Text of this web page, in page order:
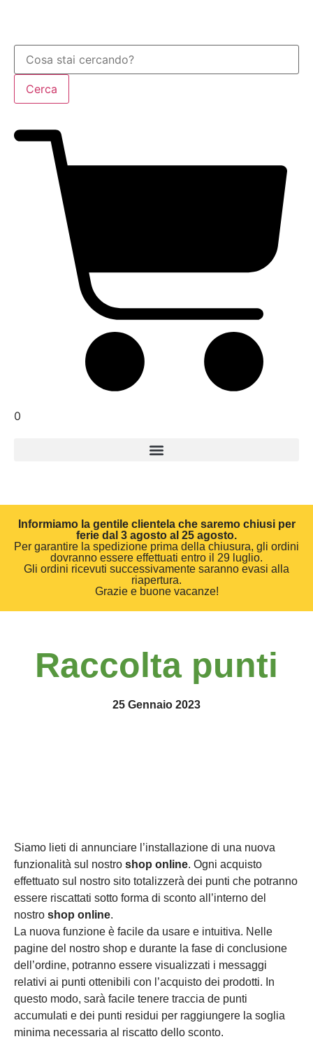
0
Informiamo la gentile clientela che saremo chiusi per
ferie dal 3 agosto al 25 agosto.
Per garantire la spedizione prima della chiusura, gli ordini
dovranno essere effettuati entro il 29 luglio.
Gli ordini ricevuti successivamente saranno evasi alla
riapertura.
Grazie e buone vacanze!
Raccolta punti
25 Gennaio 2023
Siamo lieti di annunciare l’installazione di una nuova
funzionalità sul nostro shop online. Ogni acquisto
effettuato sul nostro sito totalizzerà dei punti che potranno
essere riscattati sotto forma di sconto all’interno del
nostro shop online.
La nuova funzione è facile da usare e intuitiva. Nelle
pagine del nostro shop e durante la fase di conclusione
dell’ordine, potranno essere visualizzati i messaggi
relativi ai punti ottenibili con l’acquisto dei prodotti. In
questo modo, sarà facile tenere traccia de punti
accumulati e dei punti residui per raggiungere la soglia
minima necessaria al riscatto dello sconto.